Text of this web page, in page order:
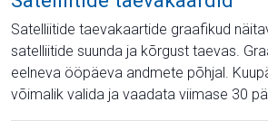
Satelliitide taevakaartide graafikud
satelliitide suunda ja kõrgust taevas.
eelneva ööpäeva andmete põhjal.
võimalik valida ja vaadata viimase 30